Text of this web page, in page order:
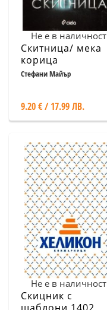
Не е в наличност
Скитница/ мека
корица
Стефани Майър
9.20 € / 17.99 ЛВ.
Не е в наличност
Скицник с